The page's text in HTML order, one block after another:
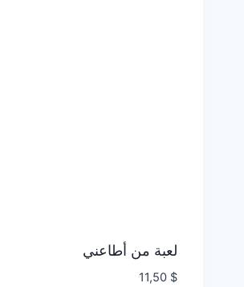
لعبة من أطاعني
11,50 $